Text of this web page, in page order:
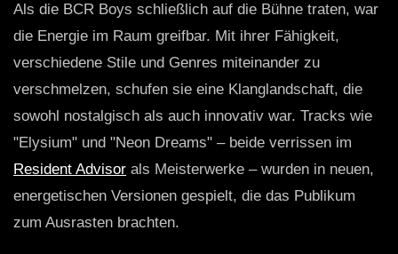
Als die BCR Boys schließlich auf die Bühne traten, war
die Energie im Raum greifbar. Mit ihrer Fähigkeit,
verschiedene Stile und Genres miteinander zu
verschmelzen, schufen sie eine Klanglandschaft, die
sowohl nostalgisch als auch innovativ war. Tracks wie
"Elysium" und "Neon Dreams" – beide verrissen im
Resident Advisor als Meisterwerke – wurden in neuen,
energetischen Versionen gespielt, die das Publikum
zum Ausrasten brachten.